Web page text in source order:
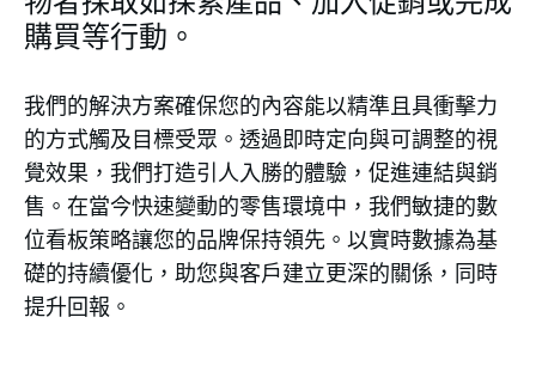
購買等行動。
我們的解決方案確保您的內容能以精準且具衝擊力
的方式觸及目標受眾。透過即時定向與可調整的視
覺效果，我們打造引人入勝的體驗，促進連結與銷
售。在當今快速變動的零售環境中，我們敏捷的數
位看板策略讓您的品牌保持領先。以實時數據為基
礎的持續優化，助您與客戶建立更深的關係，同時
提升回報。